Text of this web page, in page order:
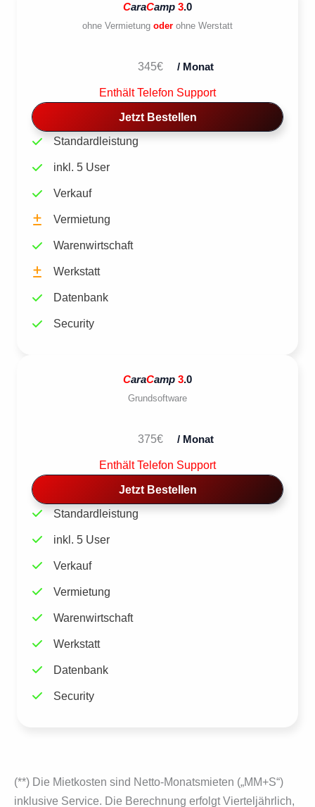
CaraCamp 3.0
ohne Vermietung oder ohne Werstatt
345€ / Monat
Enthält Telefon Support
Jetzt Bestellen
Standardleistung
inkl. 5 User
Verkauf
Vermietung
Warenwirtschaft
Werkstatt
Datenbank
Security
CaraCamp 3.0
Grundsoftware
375€ / Monat
Enthält Telefon Support
Jetzt Bestellen
Standardleistung
inkl. 5 User
Verkauf
Vermietung
Warenwirtschaft
Werkstatt
Datenbank
Security
(**) Die Mietkosten sind Netto-Monatsmieten („MM+S“)
inklusive Service. Die Berechnung erfolgt Vierteljährlich,